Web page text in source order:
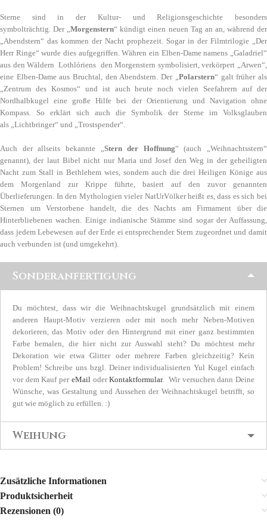
Sterne sind in der Kultur- und Religionsgeschichte besonders
symbolträchtig. Der „Morgenstern“ kündigt einen neuen Tag an an, während der
„Abendstern“ das kommen der Nacht prophezeit. Sogar in der Filmtrilogie „Der
Herr Ringe“ wurde dies aufgegriffen. Währen ein Elben-Dame namens „Galadriel“
aus den Wäldern Lothlóriens den Morgenstern symbolisiert, verkörpert „Arwen“,
eine Elben-Dame aus Bruchtal, den Abendstern. Der „Polarstern“ galt früher als
„Zentrum des Kosmos“ und ist auch heute noch vielen Seefahrern auf der
Nordhalbkugel eine große Hilfe bei der Orientierung und Navigation ohne
Kompass. So erklärt sich auch die Symbolik der Sterne im Volksglauben
als „Lichtbringer“ und „Trostspender“.
Auch der allseits bekannte „Stern der Hoffnung“ (auch „Weihnachtsstern“
genannt), der laut Bibel nicht nur Maria und Josef den Weg in der geheiligten
Nacht zum Stall in Bethlehem wies, sondern auch die drei Heiligen Könige aus
dem Morgenland zur Krippe führte, basiert auf den zuvor genannten
Überlieferungen. In den Mythologien vieler NatUrVölker heißt es, dass es sich bei
Sternen um Verstorbene handelt, die des Nachts am Firmament über die
Hinterbliebenen wachen. Einige indianische Stämme sind sogar der Auffassung,
dass jedem Lebewesen auf der Erde ei entsprechender Stern zugeordnet und damit
auch verbunden ist (und umgekehrt).
Sonderanfertigung
Du möchtest, dass wir die Weihnachtskugel grundsätzlich mit einem
anderen Haupt-Motiv verzieren oder mit noch mehr Neben-Motiven
dekorieren, das Motiv oder den Hintergrund mit einer ganz bestimmten
Farbe bemalen, die hier nicht zur Auswahl steht? Du möchtest mehr
Dekoration wie etwa Glitter oder mehrere Farben gleichzeitig? Kein
Problem! Schreibe uns bzgl. Deiner individualisierten Yul Kugel einfach
vor dem Kauf per eMailoderKontaktformular. Wir versuchen dann Deine
Wünsche, was Gestaltung und Aussehen der Weihnachtskugel betrifft, so
gut wie möglich zu erfüllen. :)
Weihung
Zusätzliche Informationen
Produktsicherheit
Rezensionen (0)